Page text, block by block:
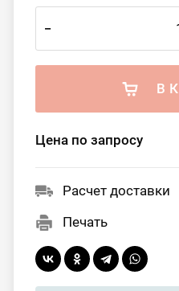
–
В
Цена по запросу
Расчет доставки
Печать